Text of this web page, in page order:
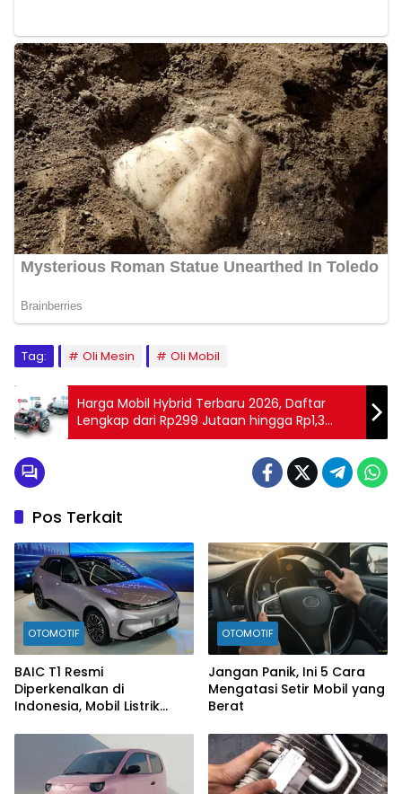
Tag: Oli Mesin Oli Mobil
Harga Mobil Hybrid Terbaru 2026, Daftar
Lengkap dari Rp299 Jutaan hingga Rp1,3
Miliar
Pos Terkait
OTOMOTIF
BAIC T1 Resmi
Diperkenalkan di
Indonesia, Mobil Listrik
Ramaikan Pasar EV
OTOMOTIF
Jangan Panik, Ini 5 Cara
Mengatasi Setir Mobil yang
Berat